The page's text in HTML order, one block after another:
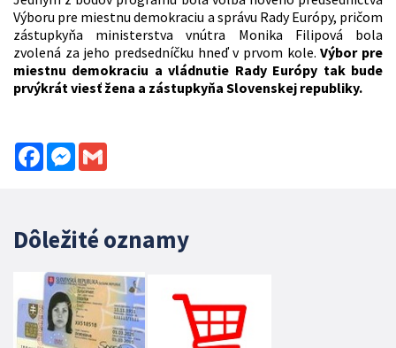
Výboru pre miestnu demokraciu a správu Rady Európy, pričom
zástupkyňa ministerstva vnútra Monika Filipová bola
zvolená za jeho predsedníčku hneď v prvom kole. Výbor pre
miestnu demokraciu a vládnutie Rady Európy tak bude
prvýkrát viesť žena a zástupkyňa Slovenskej republiky.
FacebookMessenger
Dôležité oznamy